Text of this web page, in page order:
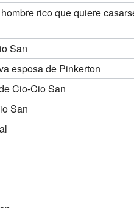
rico que quiere
San
esposa de Pinkerton
Cio-Cio San
San